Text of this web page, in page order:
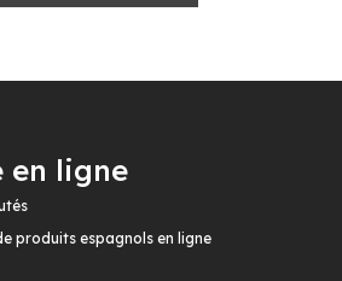
en ligne
produits espagnols en ligne